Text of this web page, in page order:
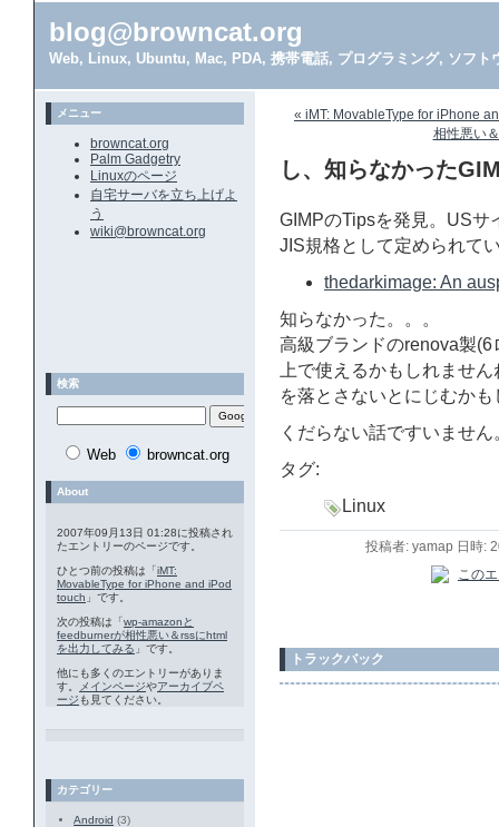
blog@browncat.org
Web, Linux, Ubuntu, Mac, PDA, 携帯電話, プログラミング, ソフト
« iMT: MovableType for iPhone
相性悪い
し、知らなかった
GIMPのTipsを発見。USサ
JIS規格として定められて
thedarkimage: An
知らなかった。。。
高級ブランドのrenova製
上で使えるかもしれませ
を落とさないとにじむか
くだらない話ですいません
タグ:
Linux
投稿者: yamap 日時:
トラックバック
メニュー
browncat.org
Palm Gadgetry
Linuxのページ
自宅サーバを立ち上げよ
う
wiki@browncat.org
検索
Web browncat.org
About
2007年09月13日 01:28に投稿され
たエントリーのページです。
ひとつ前の投稿は「iMT:
MovableType for iPhone and iPod
touch 」です。
次の投稿は「wp-amazonと
feedburnerが相性悪い＆rssにhtml
を出力してみる 」です。
他にも多くのエントリーがありま
す。
メインページやアーカイブペ
ージ も見てください。
カテゴリー
Android (3)